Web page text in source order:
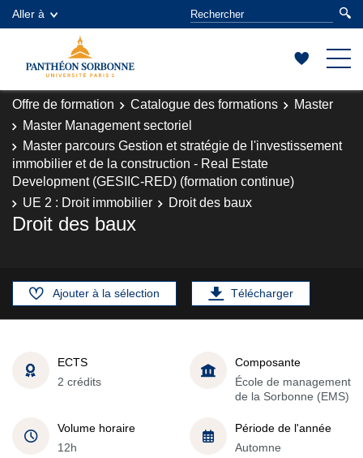
Aller à
Offre de formation Catalogue des formations
Master
Master Management sectoriel
Master parcours Gestion et stratégie de l'investissement
immobilier et de la construction - Real Estate
Development (GESIIC-RED) (formation continue)
UE 2 : Droit immobilier
Droit des baux
Droit des baux
Ajouter à la sélection Télécharger
ECTS
2 crédits
Composante
École de management
de la Sorbonne (EMS)
Volume horaire
12h
Période de l'année
Automne